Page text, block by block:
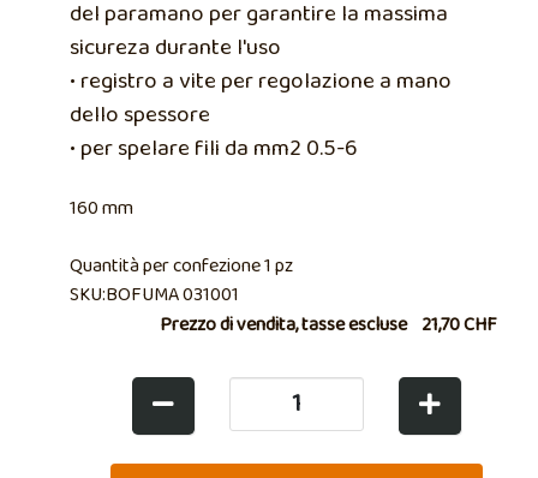
del paramano per garantire la massima
sicureza durante l'uso
• registro a vite per regolazione a mano
dello spessore
• per spelare fili da mm2 0.5-6
160 mm
Quantità per confezione 1 pz
SKU:BOFUMA 031001
Prezzo di vendita, tasse escluse 21,70 CHF